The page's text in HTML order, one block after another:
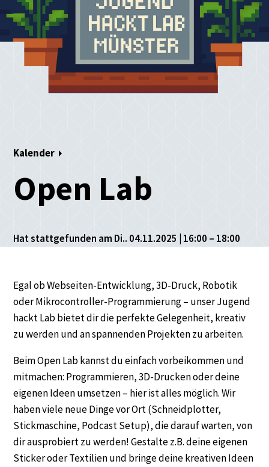
Kalender
Open Lab
Hat stattgefunden am Di.. 04.11.2025 | 16:00 – 18:00
Egal ob Webseiten-Entwicklung, 3D-Druck, Robotik
oder Mikrocontroller-Programmierung – unser Jugend
hackt Lab bietet dir die perfekte Gelegenheit, kreativ
zu werden und an spannenden Projekten zu arbeiten.
Beim Open Lab kannst du einfach vorbeikommen und
mitmachen: Programmieren, 3D-Drucken oder deine
eigenen Ideen umsetzen – hier ist alles möglich. Wir
haben viele neue Dinge vor Ort (Schneidplotter,
Stickmaschine, Podcast Setup), die darauf warten, von
dir ausprobiert zu werden! Gestalte z.B. deine eigenen
Sticker oder Textilien und bringe deine kreativen Ideen